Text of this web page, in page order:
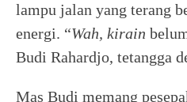
lampu jalan yang terang
energi. “Wah, kirain
Budi Rahardjo, tetangga
Mas Budi memang